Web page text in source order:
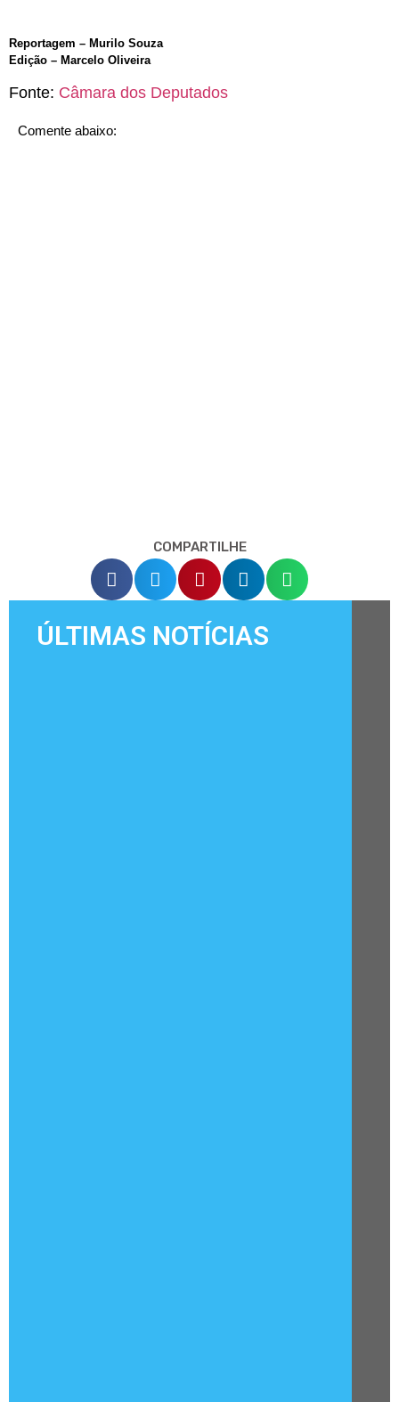
Reportagem – Murilo Souza
Edição – Marcelo Oliveira
Fonte: Câmara dos Deputados
Comente abaixo:
COMPARTILHE
ÚLTIMAS NOTÍCIAS